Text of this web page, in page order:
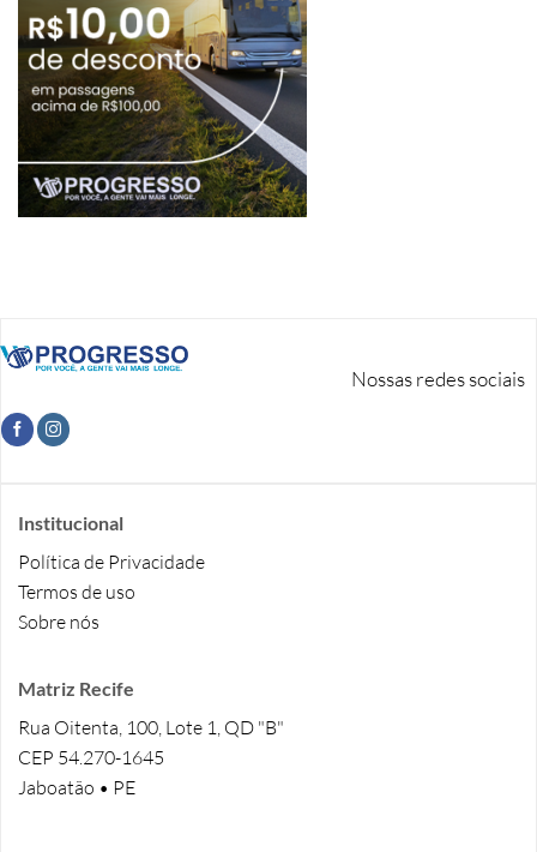
Nossas redes sociais
Institucional
Política de Privacidade
Termos de uso
Sobre nós
Matriz Recife
Rua Oitenta, 100, Lote 1, QD "B"
CEP 54.270-1645
Jaboatão • PE